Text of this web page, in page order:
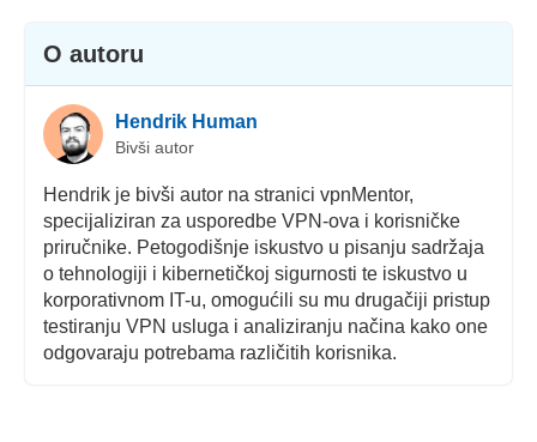
O autoru
Hendrik Human
Bivši autor
Hendrik je bivši autor na stranici vpnMentor,
specijaliziran za usporedbe VPN-ova i korisničke
priručnike. Petogodišnje iskustvo u pisanju sadržaja
o tehnologiji i kibernetičkoj sigurnosti te iskustvo u
korporativnom IT-u, omogućili su mu drugačiji pristup
testiranju VPN usluga i analiziranju načina kako one
odgovaraju potrebama različitih korisnika.